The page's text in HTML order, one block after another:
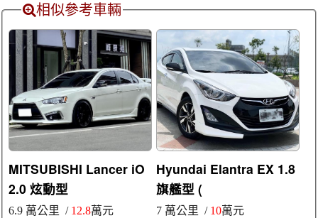
相似參考車輛
MITSUBISHI Lancer iO
2.0 炫動型
6.9 萬公里 / 12.8萬元
Hyundai Elantra EX 1.8
旗艦型 (
7 萬公里 / 10萬元